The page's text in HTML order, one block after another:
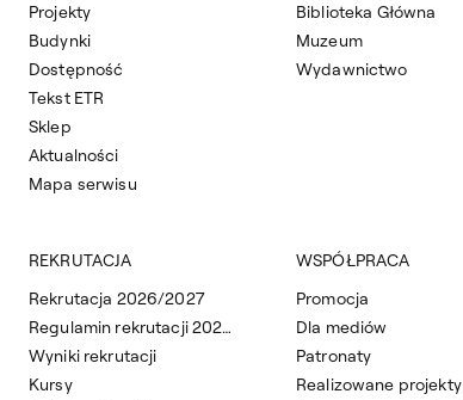
Projekty
Budynki
Dostępność
Tekst ETR
Sklep
Aktualności
Mapa serwisu
Biblioteka Główna
Muzeum
Wydawnictwo
REKRUTACJA
Rekrutacja 2026/2027
Regulamin rekrutacji 2026/2027
Wyniki rekrutacji
Kursy
WSPÓŁPRACA
Promocja
Dla mediów
Patronaty
Realizowane projekty